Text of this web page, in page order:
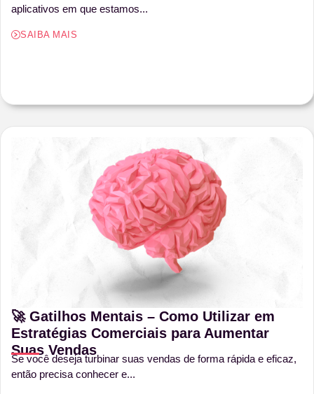
aplicativos em que estamos...
SAIBA MAIS
🚀 Gatilhos Mentais – Como Utilizar em
Estratégias Comerciais para Aumentar
Suas Vendas
Se você deseja turbinar suas vendas de forma rápida e eficaz,
então precisa conhecer e...